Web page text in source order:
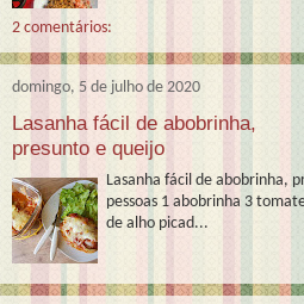
2 comentários:
domingo, 5 de julho de 2020
Lasanha fácil de abobrinha,
presunto e queijo
Lasanha fácil de abobrinha,
pessoas 1 abobrinha 3
de alho picad...